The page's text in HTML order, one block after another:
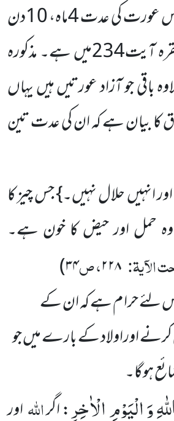
بیوی حاملہ نہ ہو تو اس عورت کی عدت 4ماہ، 10دن
ہے جیسا کہ سورۂ بقرہ آیت234میں ہے۔ مذکورہ
باقی جو آزاد عورتیں ہیں یہاں
کا بیان ہے کہ ان کی عدت تین
انہیں حلال نہیں۔} جس چیز کا
وہ حمل اور حیض کا خون ہے۔
الآیۃ: ۲۲۸، ص۳۴)
لئے حرا م ہے کہ ان کے
اوراولاد کے بارے میں جو
ہوگا۔
وَ الْیَوْمِ الْاٰخِرِ: اگراللہاور